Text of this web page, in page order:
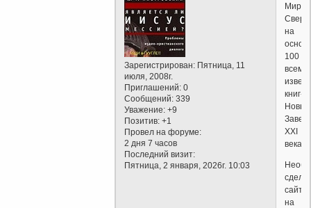
Зарегистрирован: Пятница, 11
июля, 2008г.
Приглашений: 0
Сообщений: 339
Уважение: +9
Позитив: +1
Провел на форуме:
2 дня 7 часов
Последний визит:
Пятница, 2 января, 2026г. 10:03
на
100
книг-
Новый
Завет
XXI
века.
сайт,
на